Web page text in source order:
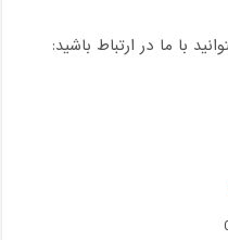
با ما در ارتباط باشید: